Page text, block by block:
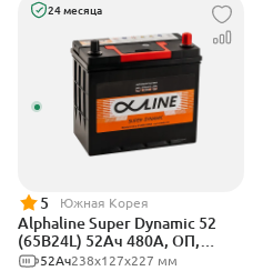
24 месяца
5 Южная Корея
Alphaline Super Dynamic 52
(65B24L) 52Ач 480А, ОП,
тонкие клеммы
238х127х227 мм
52Ач